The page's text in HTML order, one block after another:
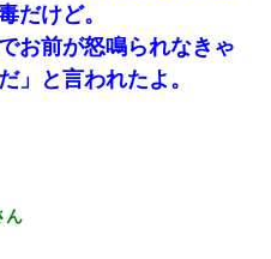
」私のお腹を触ってほざく。
しまった結果ｗｗｗｗｗｗｗ
だけど。
お前が怒鳴られなきゃ
」と言われたよ。
ん